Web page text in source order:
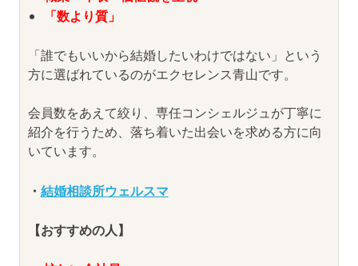
「数より質」
「誰でもいいから結婚したいわけではない」という
方に選ばれているのがエクセレンス青山です。
会員数をあえて絞り、専任コンシェルジュが丁寧に
紹介を行うため、落ち着いた出会いを求める方に向
いています。
・ 結婚相談所ウェルスマ
【おすすめの人】